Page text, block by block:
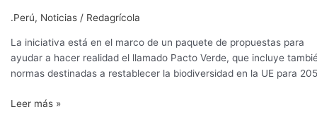
.Perú, Noticias / Redagrícola
La iniciativa está en el marco de un paquete de propuestas para
ayudar a hacer realidad el llamado Pacto Verde, que incluye
normas destinadas a restablecer la biodiversidad en la UE para
50%
el
químicos
Leer más »